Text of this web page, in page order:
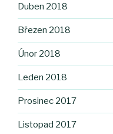
Duben 2018
Březen 2018
Únor 2018
Leden 2018
Prosinec 2017
Listopad 2017